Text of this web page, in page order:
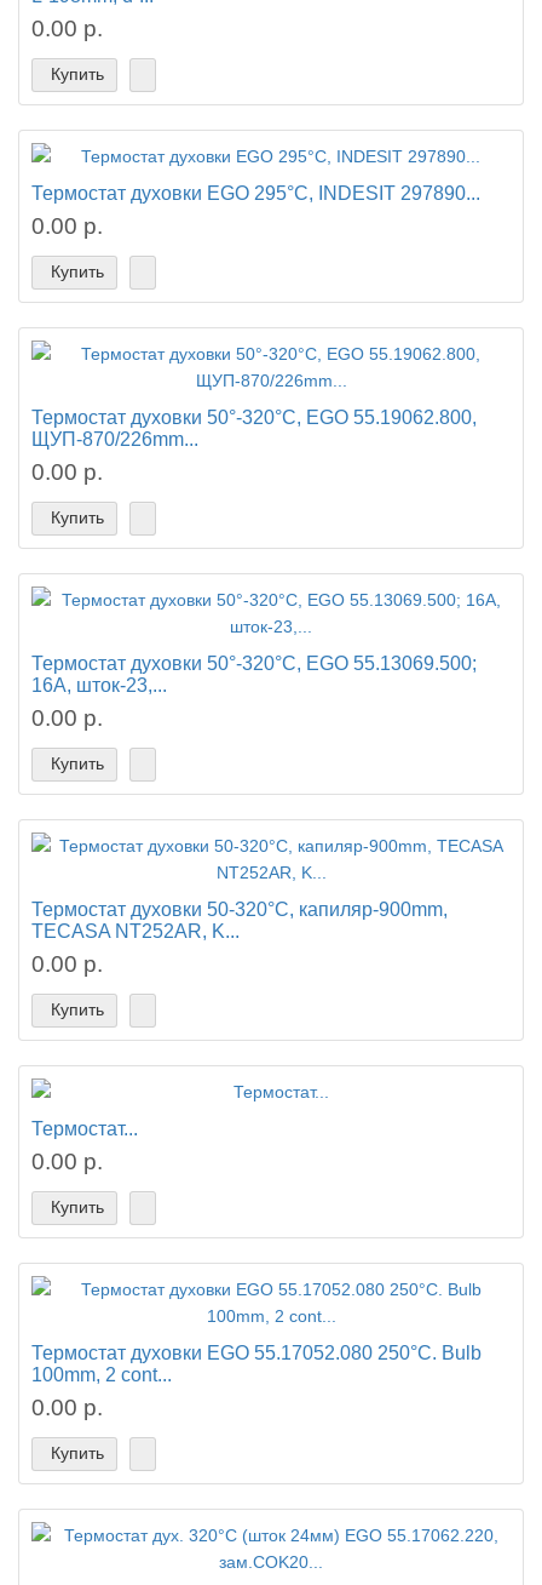
0.00 р.
Купить
Термостат духовки EGO 295°C, INDESIT 297890...
0.00 р.
Купить
Термостат духовки 50°-320°C, EGO 55.19062.800,
ЩУП-870/226mm...
0.00 р.
Купить
Термостат духовки 50°-320°C, EGO 55.13069.500;
16A, шток-23,...
0.00 р.
Купить
Термостат духовки 50-320°C, капиляр-900mm,
TECASA NT252AR, K...
0.00 р.
Купить
Термостат...
0.00 р.
Купить
Термостат духовки EGO 55.17052.080 250°C. Bulb
100mm, 2 cont...
0.00 р.
Купить